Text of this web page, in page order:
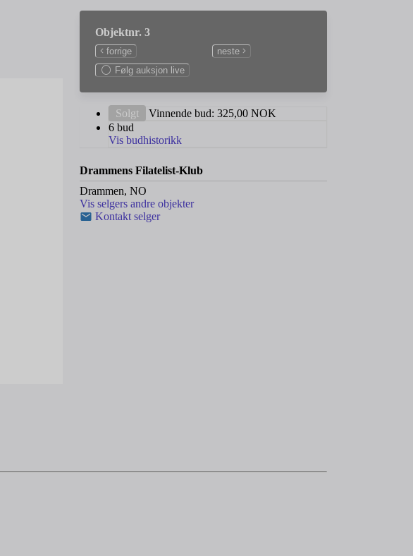
Objektnr. 3
forrige
neste
Følg auksjon live
Solgt Vinnende bud:325,00 NOK
6 bud
Vis budhistorikk
Drammens Filatelist-Klub
Drammen, NO
Vis selgers andre objekter
Kontakt selger